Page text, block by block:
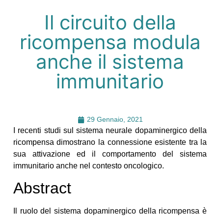
Il circuito della
ricompensa modula
anche il sistema
immunitario
29 Gennaio, 2021
I recenti studi sul sistema neurale dopaminergico della
ricompensa dimostrano la connessione esistente tra la
sua attivazione ed il comportamento del sistema
immunitario anche nel contesto oncologico.
Abstract
Il ruolo del sistema dopaminergico della ricompensa è